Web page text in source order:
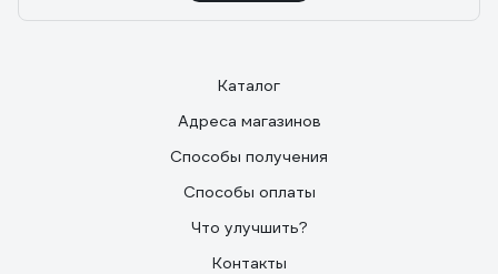
Каталог
Адреса магазинов
Способы получения
Способы оплаты
Что улучшить?
Контакты